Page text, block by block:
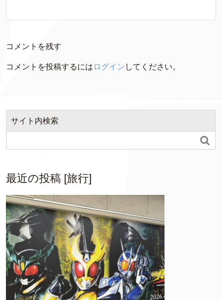
コメントを残す
コメントを投稿するには ログイン してください。
サイト内検索

最近の投稿 [旅行]